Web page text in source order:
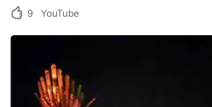
9
YouTube